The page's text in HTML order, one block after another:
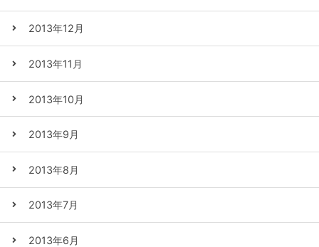
2013年12月
2013年11月
2013年10月
2013年9月
2013年8月
2013年7月
2013年6月